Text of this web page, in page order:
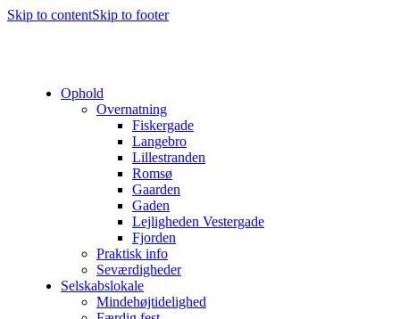
Skip to contentSkip to footer
Ophold
Overnatning
Fiskergade
Langebro
Lillestranden
Romsø
Gaarden
Gaden
Lejligheden Vestergade
Fjorden
Praktisk info
Seværdigheder
Selskabslokale
Mindehøjtidelighed